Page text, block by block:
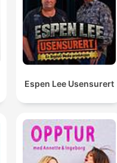
Espen Lee Usensurert